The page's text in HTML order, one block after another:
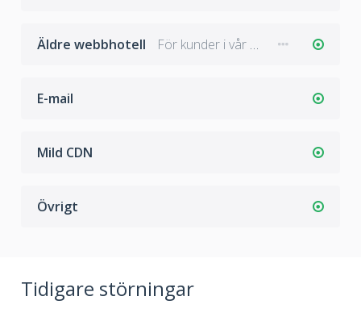
Äldre webbhotell För kunder i vår delade miljö (före april 2018)
E-mail
Mild CDN
Övrigt
Tidigare störningar